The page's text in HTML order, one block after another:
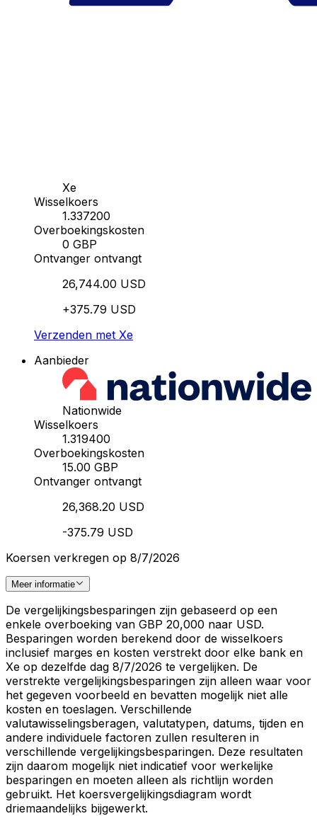
Xe
Wisselkoers
1.337200
Overboekingskosten
0 GBP
Ontvanger ontvangt
26,744.00 USD
+375.79 USD
Verzenden met Xe
Aanbieder
Nationwide
Wisselkoers
1.319400
Overboekingskosten
15.00 GBP
Ontvanger ontvangt
26,368.20 USD
-375.79 USD
Koersen verkregen op 8/7/2026
Meer informatie
De vergelijkingsbesparingen zijn gebaseerd op een
enkele overboeking van GBP 20,000 naar USD.
Besparingen worden berekend door de wisselkoers
inclusief marges en kosten verstrekt door elke bank en
Xe op dezelfde dag 8/7/2026 te vergelijken. De
verstrekte vergelijkingsbesparingen zijn alleen waar voor
het gegeven voorbeeld en bevatten mogelijk niet alle
kosten en toeslagen. Verschillende
valutawisselingsberagen, valutatypen, datums, tijden en
andere individuele factoren zullen resulteren in
verschillende vergelijkingsbesparingen. Deze resultaten
zijn daarom mogelijk niet indicatief voor werkelijke
besparingen en moeten alleen als richtlijn worden
gebruikt. Het koersvergelijkingsdiagram wordt
driemaandelijks bijgewerkt.